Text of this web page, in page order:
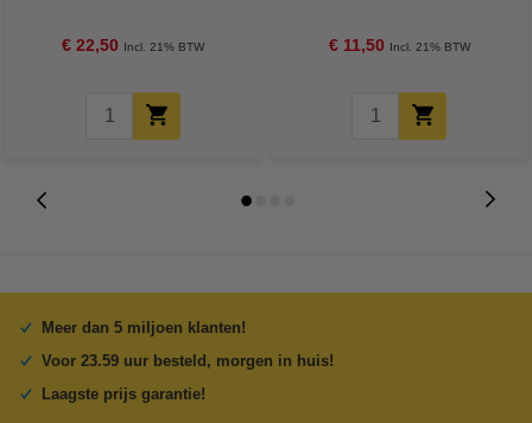
€ 22,50 Incl. 21% BTW € 11,50 Incl. 21% BTW
Meer dan 5 miljoen klanten!
Voor 23.59 uur besteld, morgen in huis!
Laagste prijs garantie!